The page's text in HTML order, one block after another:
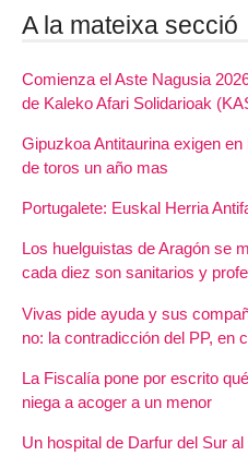
A la mateixa secció
Comienza el Aste Nagusia
de Kaleko Afari Solidarioak
Gipuzkoa Antitaurina exigen
de toros un año mas
Portugalete: Euskal Herria
Los huelguistas de Aragón se
cada diez son sanitarios y
Vivas pide ayuda y sus
no: la contradicción del PP, en
La Fiscalía pone por escrito
niega a acoger a un menor
Un hospital de Darfur del Sur